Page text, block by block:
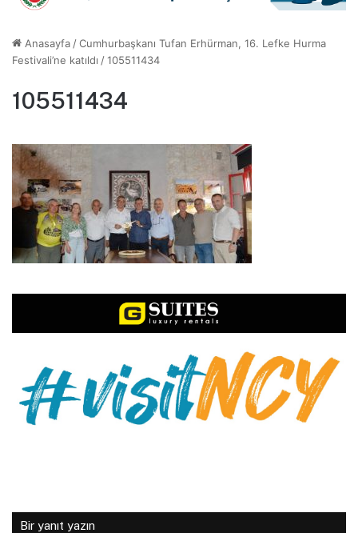
Anasayfa /Cumhurbaşkanı Tufan Erhürman, 16. Lefke Hurma
Festivali’ne katıldı /105511434
105511434
Bir yanıt yazın